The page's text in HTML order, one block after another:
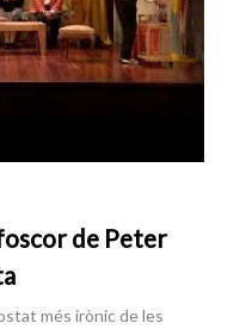
de Peter
més irònic de les